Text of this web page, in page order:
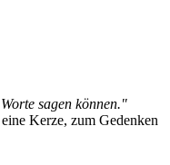
sagen können."
Kerze, zum Gedenken